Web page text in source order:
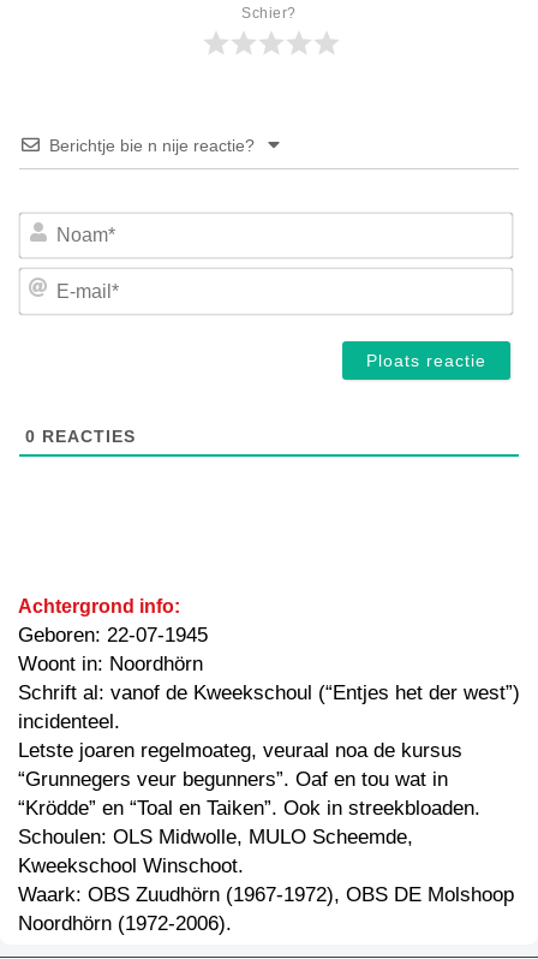
Schier?
Berichtje bie n nije reactie?
E-
0 REACTIES
Achtergrond info:
Geboren: 22-07-1945
Woont in: Noordhörn
Schrift al: vanof de Kweekschoul (“Entjes het der west”)
incidenteel.
Letste joaren regelmoateg, veuraal noa de kursus
“Grunnegers veur begunners”. Oaf en tou wat in
“Krödde” en “Toal en Taiken”. Ook in streekbloaden.
Schoulen: OLS Midwolle, MULO Scheemde,
Kweekschool Winschoot.
Waark: OBS Zuudhörn (1967-1972), OBS DE Molshoop
Noordhörn (1972-2006).